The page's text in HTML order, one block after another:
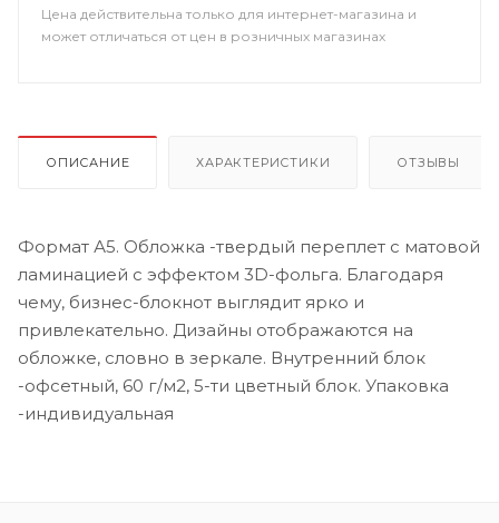
Цена действительна только для интернет-магазина и
может отличаться от цен в розничных магазинах
ОПИСАНИЕ ХАРАКТЕРИСТИКИ ОТЗЫВЫ
Формат А5. Обложка -твердый переплет с матовой
ламинацией с эффектом 3D-фольга. Благодаря
чему, бизнес-блокнот выглядит ярко и
привлекательно. Дизайны отображаются на
обложке, словно в зеркале. Внутренний блок
-офсетный, 60 г/м2, 5-ти цветный блок. Упаковка
-индивидуальная